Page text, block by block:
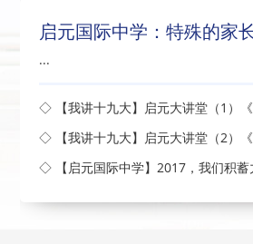
启元国际中学：特殊的家
...
◇ 【我讲十九大】启元大讲堂（1）
上》开讲了
◇ 【我讲十九大】启元大讲堂（2）《
◇ 【启元国际中学】2017，我们积蓄